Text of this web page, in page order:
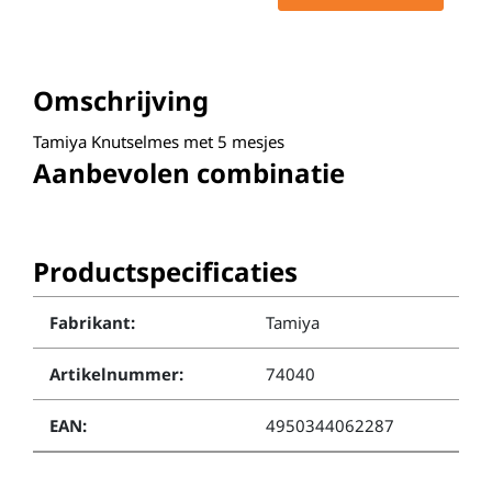
Omschrijving
Tamiya Knutselmes met 5 mesjes
Aanbevolen combinatie
Productspecificaties
Fabrikant: Tamiya
Artikelnummer: 74040
EAN: 4950344062287